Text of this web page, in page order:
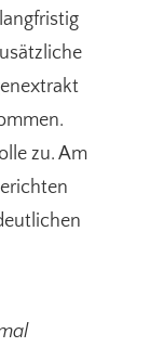
zu. Am